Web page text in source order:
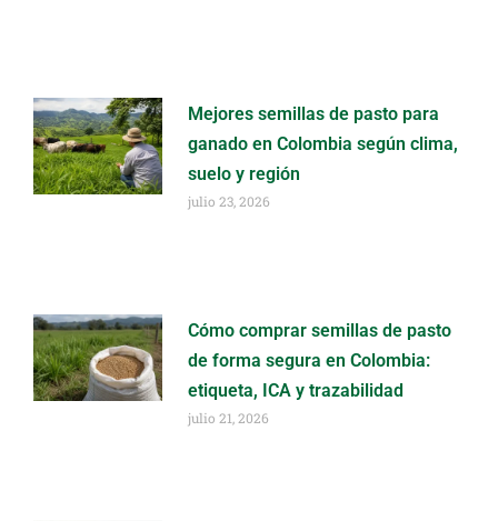
Mejores semillas de pasto para
ganado en Colombia según clima,
suelo y región
julio 23, 2026
Cómo comprar semillas de pasto
de forma segura en Colombia:
etiqueta, ICA y trazabilidad
julio 21, 2026